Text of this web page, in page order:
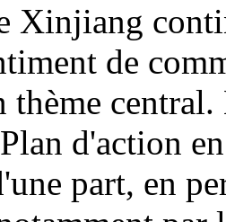
Xinjiang
de
thème
d'action
part, en